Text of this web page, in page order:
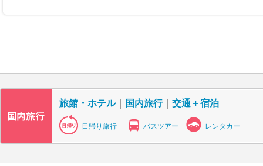
旅館・ホテル｜ 国内旅行｜ 交通＋宿泊
日帰り旅行 バスツアー レンタカー